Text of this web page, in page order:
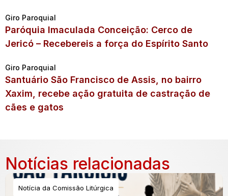
Giro Paroquial
Paróquia Imaculada Conceição: Cerco de
Jericó – Recebereis a força do Espírito Santo
Giro Paroquial
Santuário São Francisco de Assis, no bairro
Xaxim, recebe ação gratuita de castração de
cães e gatos
Notícias relacionadas
Notícia da Comissão Litúrgica